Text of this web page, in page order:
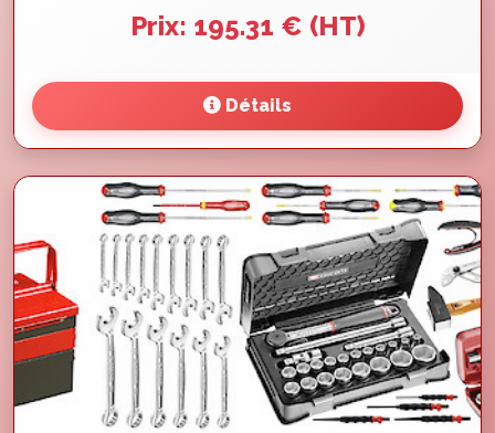
Prix: 195.31 € (HT)
Détails